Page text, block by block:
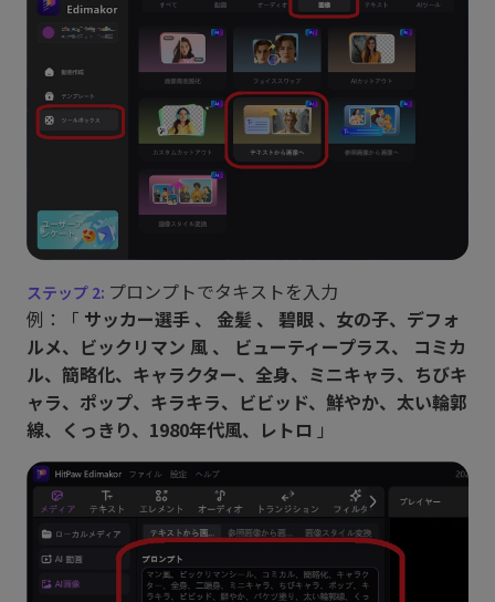
プロンプトでタキストを入力
例：「 サッカー選手 、 金髪 、 碧眼 、女の子、デフォ
ルメ、ビックリマン 風 、 ビューティープラス、 コミカ
ル、簡略化、キャラクター、全身、ミニキャラ、ちびキ
ャラ、ポップ、キラキラ、ビビッド、鮮やか、太い輪郭
線、くっきり、1980年代風、レトロ 」